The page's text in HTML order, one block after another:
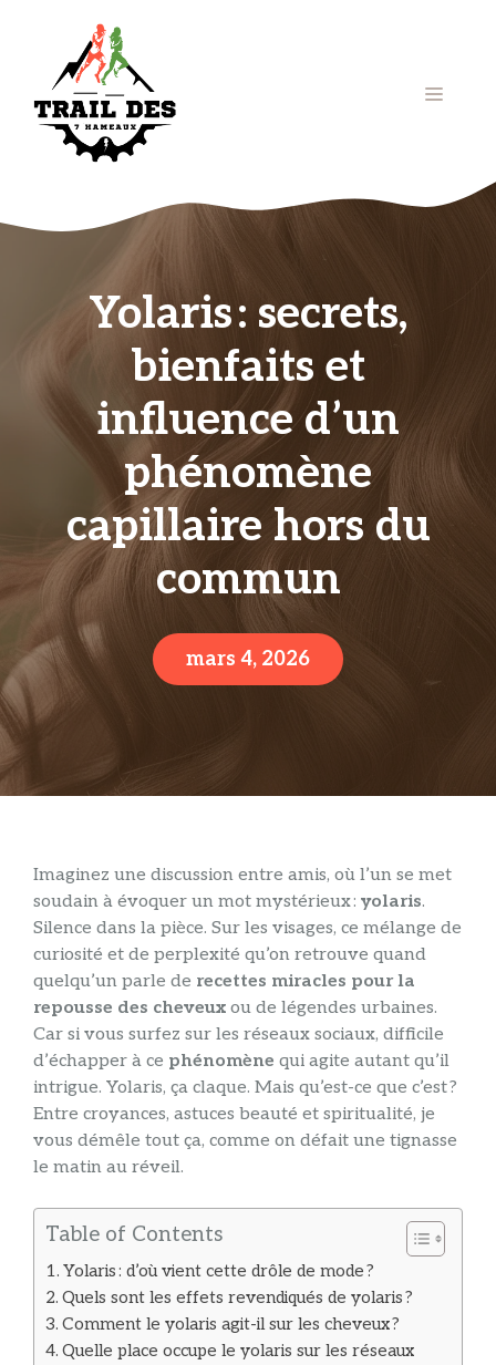
contenu
Menu
Yolaris : secrets,
bienfaits et
influence d’un
phénomène
capillaire hors du
commun
mars 4, 2026
Imaginez une discussion entre amis, où l’un se met
soudain à évoquer un mot mystérieux : yolaris.
Silence dans la pièce. Sur les visages, ce mélange de
curiosité et de perplexité qu’on retrouve quand
quelqu’un parle de recettes miracles pour la
repousse des cheveux ou de légendes urbaines.
Car si vous surfez sur les réseaux sociaux, difficile
d’échapper à ce phénomène qui agite autant qu’il
intrigue. Yolaris, ça claque. Mais qu’est-ce que c’est ?
Entre croyances, astuces beauté et spiritualité, je
vous démêle tout ça, comme on défait une tignasse
le matin au réveil.
Table of Contents
Yolaris : d’où vient cette drôle de mode ?
Quels sont les effets revendiqués de yolaris ?
Comment le yolaris agit-il sur les cheveux ?
Quelle place occupe le yolaris sur les réseaux